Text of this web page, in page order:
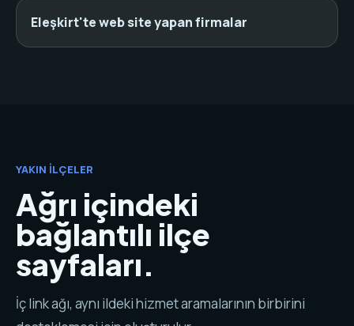
Eleşkirt'te web site yapan firmalar
YAKIN İLÇELER
Ağrı içindeki
bağlantılı ilçe
sayfaları.
İç link ağı, aynı ildeki hizmet aramalarının birbirini